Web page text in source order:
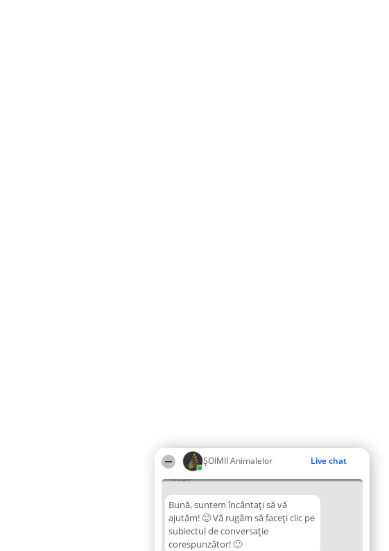
ŞOIMII Animalelor Live chat
09:24
Bună, suntem încântați să vă
ajutăm! 🙂 Vă rugăm să faceți clic pe
subiectul de conversație
corespunzător! 🙂